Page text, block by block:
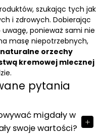
szukając tych jak
i zdrowych. Dobierając
ponieważ sami nie
masę niepotrzebnych,
naturalne orzechy
kremowej mlecznej
pytania
migdały w
swoje wartości?